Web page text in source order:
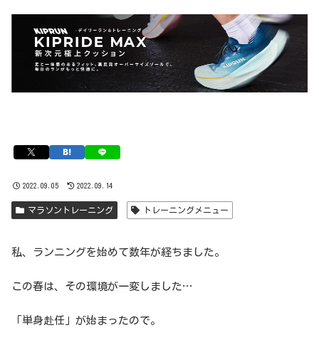
2022.09.05 2022.09.14
マラソントレーニング トレーニングメニュー
私、ランニングを始めて数年が経ちました。
この春は、その環境が一変しました…
「単身赴任」が始まったので。